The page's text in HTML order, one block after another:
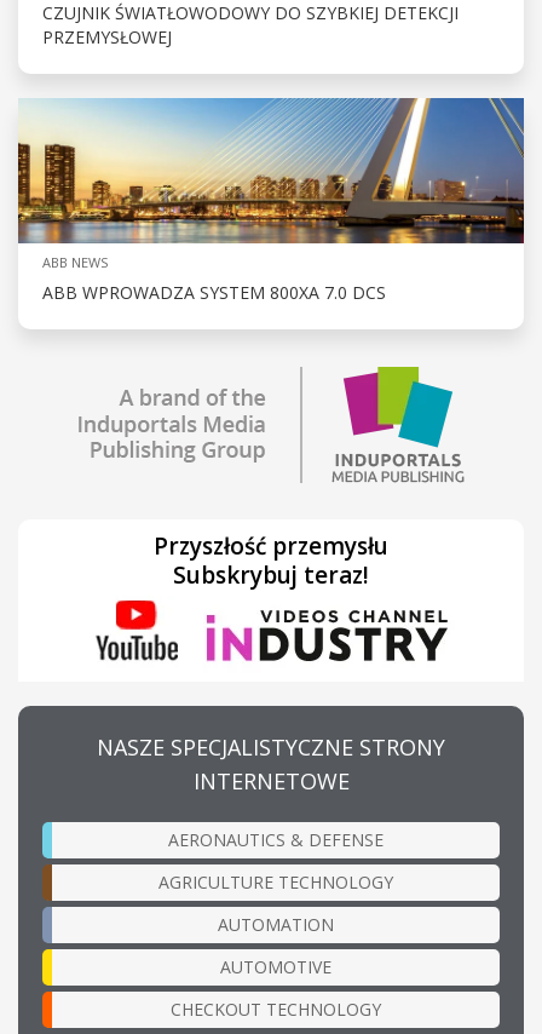
CZUJNIK ŚWIATŁOWODOWY DO SZYBKIEJ DETEKCJI
PRZEMYSŁOWEJ
ABB NEWS
ABB WPROWADZA SYSTEM 800XA 7.0 DCS
Przyszłość przemysłu
Subskrybuj teraz!
NASZE SPECJALISTYCZNE STRONY
INTERNETOWE
AERONAUTICS & DEFENSE
AGRICULTURE TECHNOLOGY
AUTOMATION
AUTOMOTIVE
CHECKOUT TECHNOLOGY